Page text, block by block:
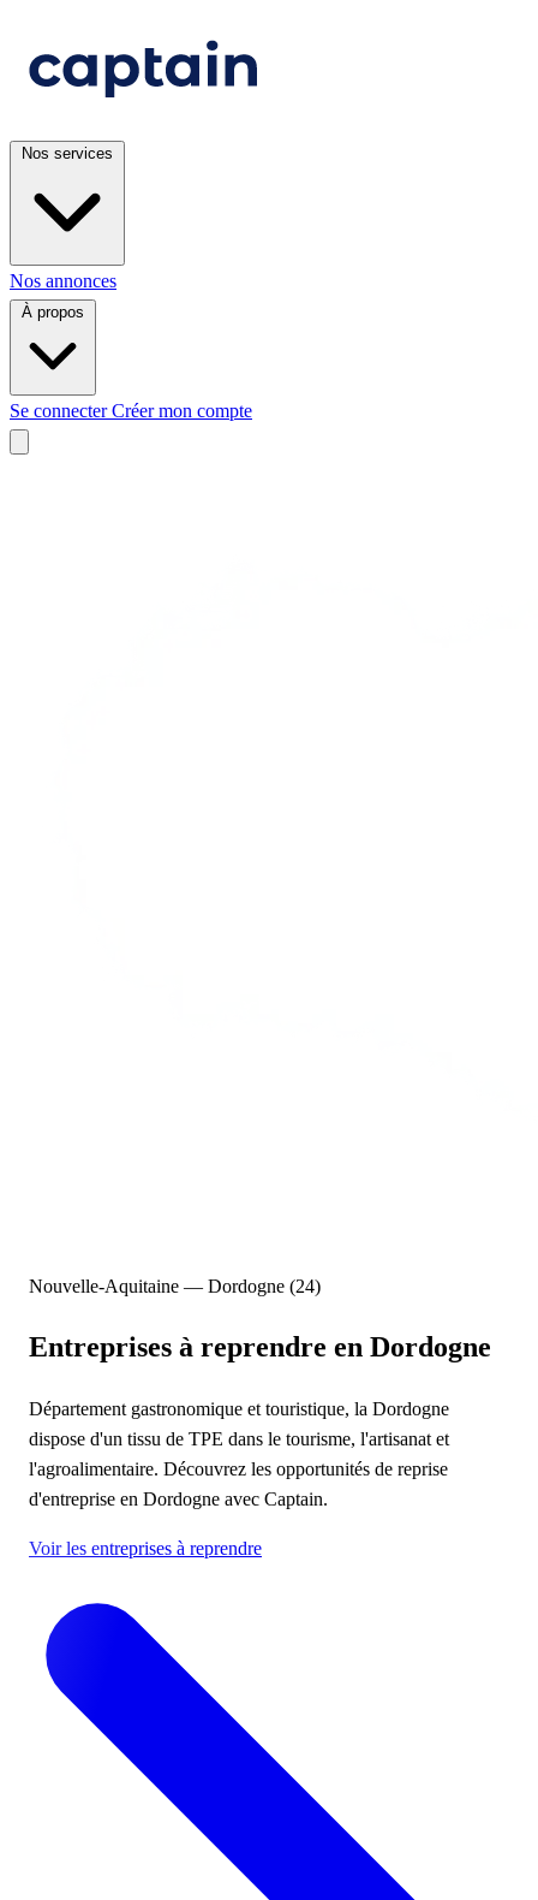
Nos annonces
Se connecterCréer mon compte
Nouvelle-Aquitaine — Dordogne (24)
Entreprises à reprendre en Dordogne
Département gastronomique et touristique, la Dordogne
dispose d'un tissu de TPE dans le tourisme, l'artisanat et
l'agroalimentaire. Découvrez les opportunités de reprise
d'entreprise en Dordogne avec Captain.
Voir les entreprises à reprendre